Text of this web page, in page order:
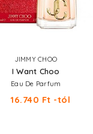
JIMMY CHOO
I Want Choo
Eau De Parfum
16.740 Ft -tól